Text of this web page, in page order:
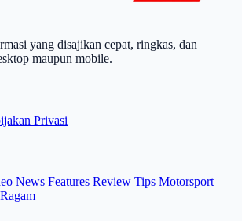
yang disajikan cepat, ringkas, dan
maupun mobile.
Privasi
News Features Review Tips Motorsport
Ragam